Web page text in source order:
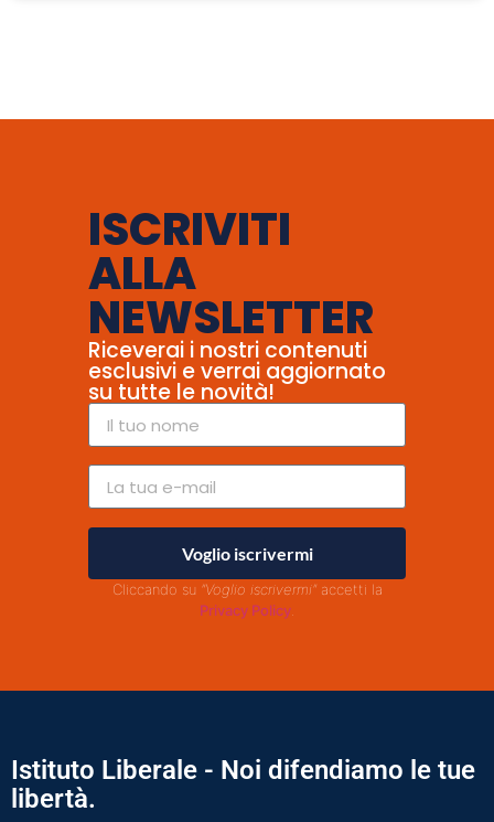
ISCRIVITI
ALLA
NEWSLETTER
Riceverai i nostri contenuti
esclusivi e verrai aggiornato
su tutte le novità!
Voglio iscrivermi
Cliccando su "Voglio iscrivermi"accetti la
Privacy Policy.
Istituto Liberale - Noi difendiamo le tue
libertà.